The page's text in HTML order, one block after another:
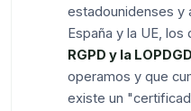
estadounidenses y
España y la UE,
RGPD y la
operamos y que
existe un